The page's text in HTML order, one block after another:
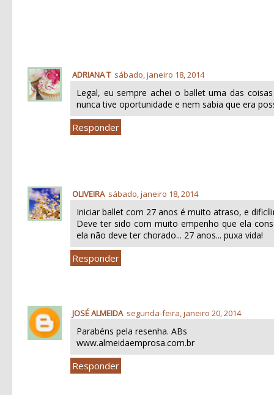
ADRIANA T sábado, janeiro 18, 2014
Legal, eu sempre achei o ballet uma das
nunca tive oportunidade e nem sabia que era
Responder
OLIVEIRA sábado, janeiro 18, 2014
Iniciar ballet com 27 anos é muito atraso, e
Deve ter sido com muito empenho que ela
ela não deve ter chorado... 27 anos... puxa vida!
Responder
JOSÉ ALMEIDA segunda-feira, janeiro 20, 2014
Parabéns pela resenha. ABs
www.almeidaemprosa.com.br
Responder